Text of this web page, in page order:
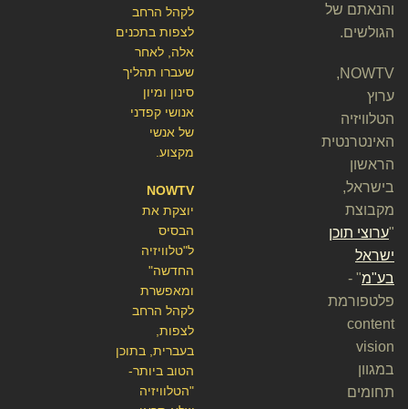
לקהל הרחב
לצפות בתכנים
אלה, לאחר
שעברו תהליך
סינון ומיון
אנושי קפדני
של אנשי
מקצוע.
NOWTV
יוצקת את
הבסיס
ל"טלוויזיה
החדשה"
ומאפשרת
לקהל הרחב
לצפות,
בעברית, בתוכן
הטוב ביותר-
"הטלוויזיה
והנאתם של
הגולשים.
NOWTV,
ערוץ
הטלוויזיה
האינטרנטית
הראשון
בישראל,
מקבוצת
"ערוצי תוכן
ישראל
בע"מ" -
פלטפורמת
content
vision
במגוון
תחומים